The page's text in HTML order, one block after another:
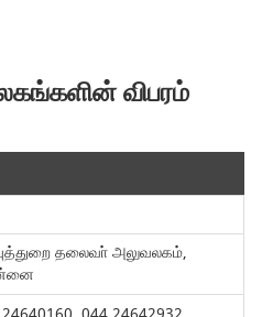
விபரம்
தலைவா் அலுவலகம்,